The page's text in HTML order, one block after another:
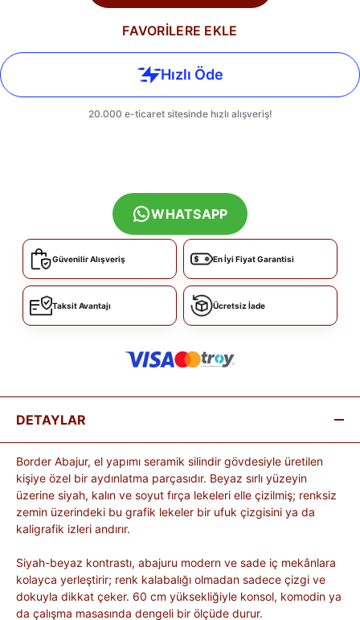
FAVORİLERE EKLE
WHATSAPP
Güvenilir Alışveriş En İyi Fiyat Garantisi
Taksit Avantajı Ücretsiz İade
DETAYLAR
Border Abajur, el yapımı seramik silindir gövdesiyle üretilen
kişiye özel bir aydınlatma parçasıdır. Beyaz sırlı yüzeyin
üzerine siyah, kalın ve soyut fırça lekeleri elle çizilmiş; renksiz
zemin üzerindeki bu grafik lekeler bir ufuk çizgisini ya da
kaligrafik izleri andırır.
Siyah-beyaz kontrastı, abajuru modern ve sade iç mekânlara
kolayca yerleştirir; renk kalabalığı olmadan sadece çizgi ve
dokuyla dikkat çeker. 60 cm yüksekliğiyle konsol, komodin ya
da çalışma masasında dengeli bir ölçüde durur.